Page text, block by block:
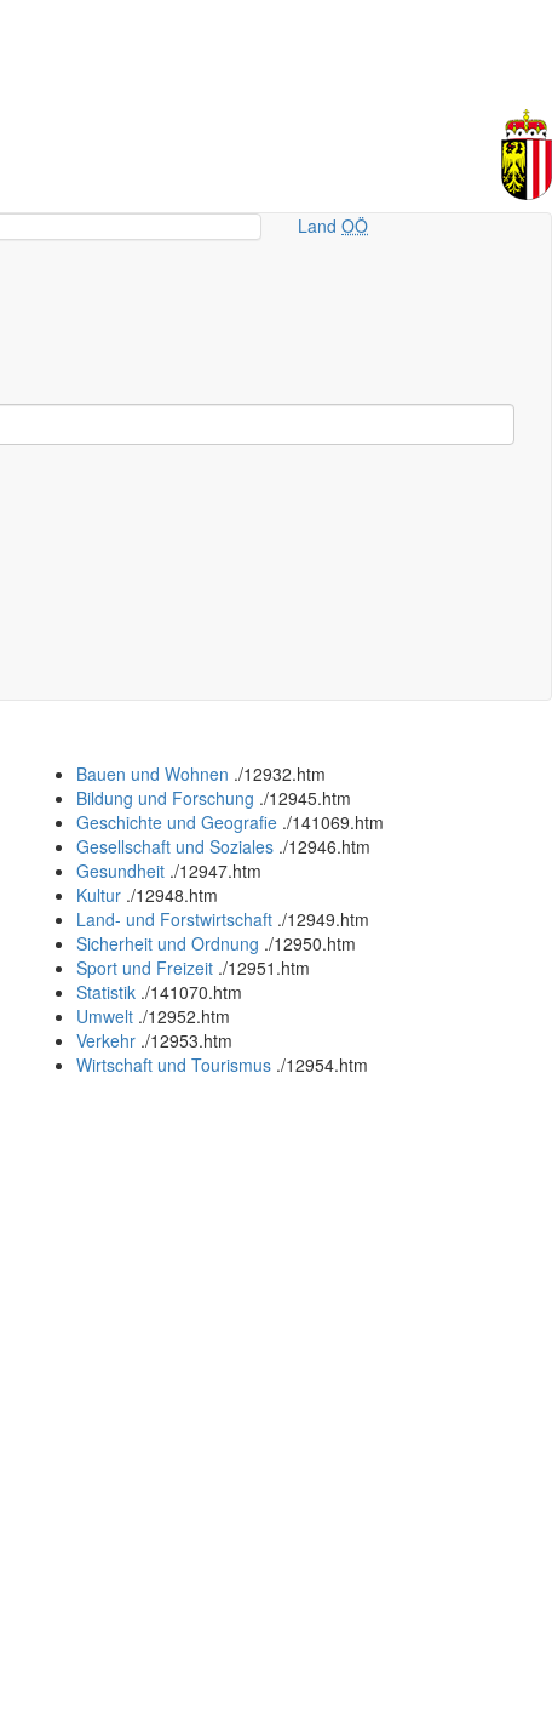
LandOÖ
Bauen und Wohnen ./12932.htm
Bildung und Forschung ./12945.htm
Geschichte und Geografie ./141069.htm
Gesellschaft und Soziales ./12946.htm
Gesundheit ./12947.htm
Kultur ./12948.htm
Land- und Forstwirtschaft ./12949.htm
Sicherheit und Ordnung ./12950.htm
Sport und Freizeit ./12951.htm
Statistik ./141070.htm
Umwelt ./12952.htm
Verkehr ./12953.htm
Wirtschaft und Tourismus ./12954.htm